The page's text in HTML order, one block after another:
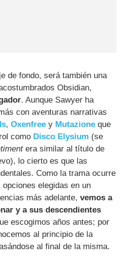
de fondo, será también una
Obsidian,
. Aunque Sawyer ha
con aventuras narrativas
,Oxenfree y Mutazione que
como Disco Elysium (se
era similar al título de
lo cierto es que las
Como la trama ocurre
elegidas en un
más adelante,vemos a
y a sus descendientes
escogimos años antes; por
al principio de la
al final de la misma.